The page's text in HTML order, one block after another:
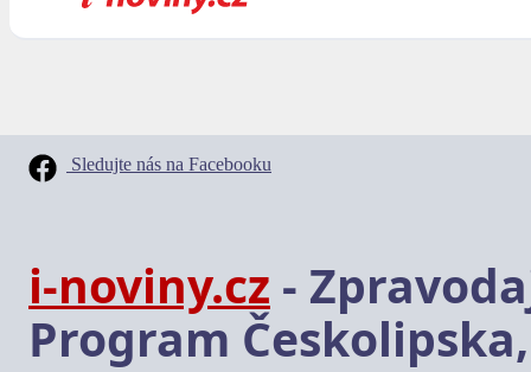
Sledujte nás na Facebooku
i-noviny.cz -
Program